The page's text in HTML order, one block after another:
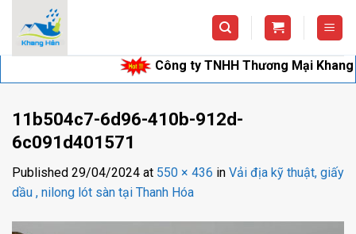
content
Công ty TNHH Thương Mại Khang
11b504c7-6d96-410b-912d-
6c091d401571
Published 29/04/2024 at 550 × 436 in Vải địa kỹ thuật, giấy
dầu , nilong lót sàn tại Thanh Hóa